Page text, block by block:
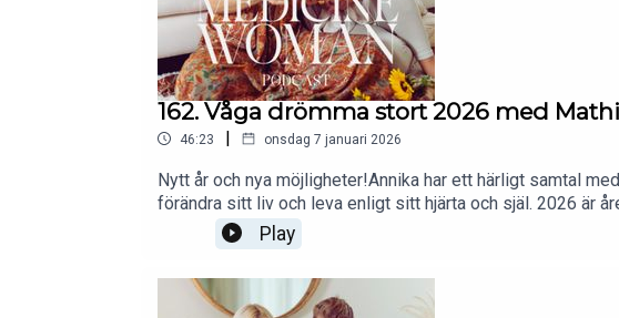
Facebook: https://www.facebook.com/groups/
162. Våga drömma stort 2026 med
46:23 | onsdag 7 januari 2026
Nytt år och nya möjligheter!Annika har ett härligt samtal
förändra sitt liv och leva enligt sitt hjärta och själ. 2026 är
inspiration och härliga insikter!Vi gör den här inre resan
@mathildaritzenKommande event:https://
Instagram: https://www.instagram.com/annikapanotzki/✦
Play